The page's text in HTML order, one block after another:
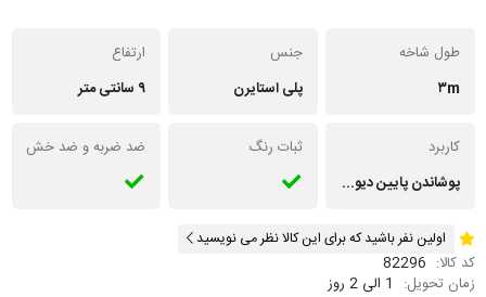
طول شاخه
۳m
جنس
پلی استایرن
ارتفاع
۹ سانتی متر
کاربرد
پوشاندن پایین دیوار ها در ساختمان ، زیبایی بصری، مانع نفوذ رطوبت به دیوار میشود.
ثبات رنگ ضد ضربه و ضد خش
اولین نفر باشید که برای این کالا نظر می نویسید
کد کالا: 82296
زمان تحویل: 1 الی 2 روز